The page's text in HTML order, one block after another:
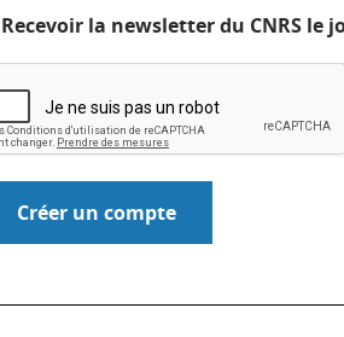
Recevoir la newsletter du CNRS le